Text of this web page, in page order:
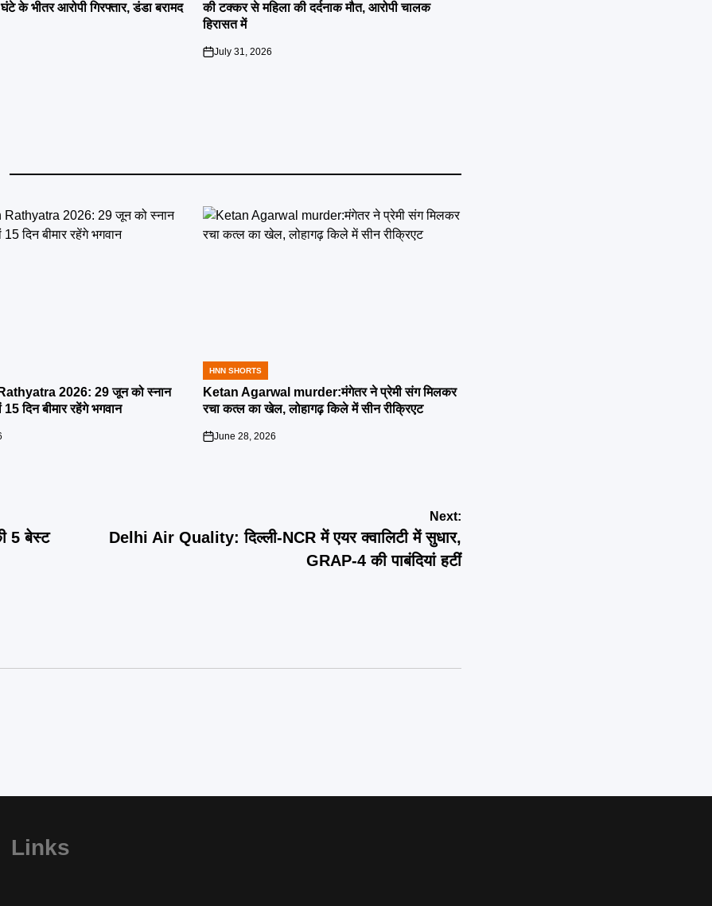
के भीतर आरोपी गिरफ्तार, डंडा बरामद
की टक्कर से महिला की दर्दनाक मौत, आरोपी चालक
हिरासत में
on
July 31, 2026
2026: 29 जून को स्नान
15 दिन बीमार रहेंगे भगवान
POSTED
IN
HNN SHORTS
Ketan Agarwal murder:मंगेतर ने प्रेमी संग मिलकर
रचा कत्ल का खेल, लोहागढ़ किले में सीन रीक्रिएट
on
June 28, 2026
5 बेस्ट
Next:
Delhi Air Quality: दिल्ली-NCR में एयर क्वालिटी में सुधार,
GRAP-4 की पाबंदियां हटीं
Links